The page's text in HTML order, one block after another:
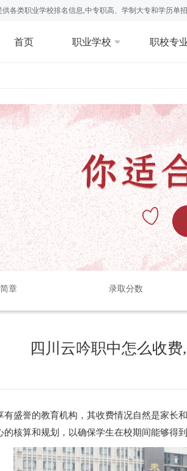
各类职业学校排名信息,中专职高、学制大专和学历单
首页 职业学校 职校专
章 录取分数
四川云吟职中怎么收
有盛誉的教育机构，其收费情况自然是家长
核算和规划，以确保学生在校期间能够得